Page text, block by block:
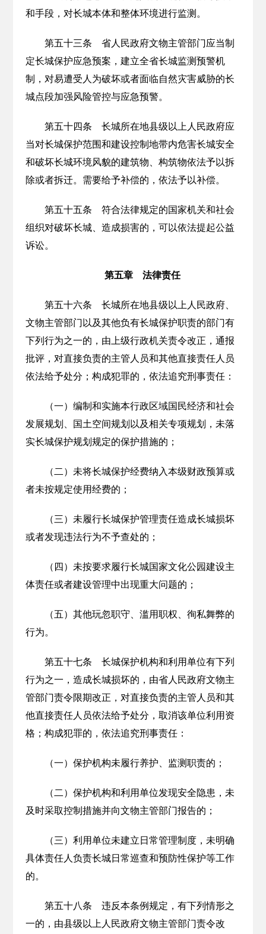
和手段，对长城本体和整体环境进行监测。
第五十三条 省人民政府文物主管部门应当制
定长城保护应急预案，建立全省长城监测预警机
制，对易遭受人为破坏或者面临自然灾害威胁的长
城点段加强风险管控与应急预警。
第五十四条 长城所在地县级以上人民政府应
当对长城保护范围和建设控制地带内危害长城安全
和破坏长城环境风貌的建筑物、构筑物依法予以拆
除或者拆迁。需要给予补偿的，依法予以补偿。
第五十五条 符合法律规定的国家机关和社会
组织对破坏长城、造成损害的，可以依法提起公益
诉讼。
第五章 法律责任
第五十六条 长城所在地县级以上人民政府、
文物主管部门以及其他负有长城保护职责的部门有
下列行为之一的，由上级行政机关责令改正，通报
批评，对直接负责的主管人员和其他直接责任人员
依法给予处分；构成犯罪的，依法追究刑事责任：
（一）编制和实施本行政区域国民经济和社会
发展规划、国土空间规划以及相关专项规划，未落
实长城保护规划规定的保护措施的；
（二）未将长城保护经费纳入本级财政预算或
者未按规定使用经费的；
（三）未履行长城保护管理责任造成长城损坏
或者发现违法行为不予查处的；
（四）未按要求履行长城国家文化公园建设主
体责任或者建设管理中出现重大问题的；
（五）其他玩忽职守、滥用职权、徇私舞弊的
行为。
第五十七条 长城保护机构和利用单位有下列
行为之一，造成长城损坏的，由省人民政府文物主
管部门责令限期改正，对直接负责的主管人员和其
他直接责任人员依法给予处分，取消该单位利用资
格；构成犯罪的，依法追究刑事责任：
（一）保护机构未履行养护、监测职责的；
（二）保护机构和利用单位发现安全隐患，未
及时采取控制措施并向文物主管部门报告的；
（三）利用单位未建立日常管理制度，未明确
具体责任人负责长城日常巡查和预防性保护等工作
的。
第五十八条 违反本条例规定，有下列情形之
一的，由县级以上人民政府文物主管部门责令改